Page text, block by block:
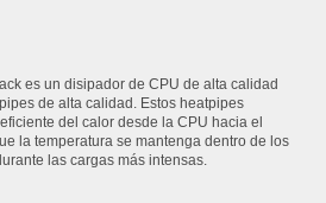
es un disipador de CPU de alta calidad
de alta calidad. Estos heatpipes
del calor desde la CPU hacia el
la temperatura se mantenga dentro de los
las cargas más intensas.